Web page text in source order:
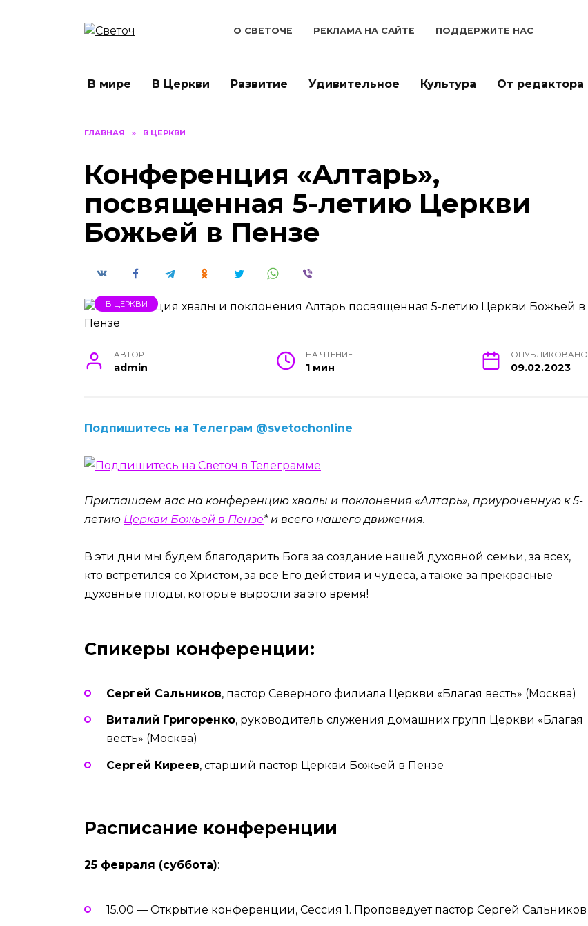
О СВЕТОЧЕ РЕКЛАМА НА САЙТЕ ПОДДЕРЖИТЕ НАС
В мире В Церкви Развитие Удивительное Культура От редактора
ГЛАВНАЯ » В ЦЕРКВИ
Конференция «Алтарь»,
посвященная 5-летию Церкви
Божьей в Пензе
В ЦЕРКВИ
АВТОР
admin
НА ЧТЕНИЕ
1 мин
ОПУБЛИКОВАНО
09.02.2023
Подпишитесь на Телеграм @svetochonline
Приглашаем вас на конференцию хвалы и поклонения «Алтарь», приуроченную к 5-
летию Церкви Божьей в Пензе* и всего нашего движения.
В эти дни мы будем благодарить Бога за создание нашей духовной семьи, за всех,
кто встретился со Христом, за все Его действия и чудеса, а также за прекрасные
духовные плоды, которые выросли за это время!
Спикеры конференции:
Сергей Сальников, пастор Северного филиала Церкви «Благая весть» (Москва)
Виталий Григоренко, руководитель служения домашних групп Церкви «Благая
весть» (Москва)
Сергей Киреев, старший пастор Церкви Божьей в Пензе
Расписание конференции
25 февраля (суббота):
15.00 — Открытие конференции, Сессия 1. Проповедует пастор Сергей Сальников